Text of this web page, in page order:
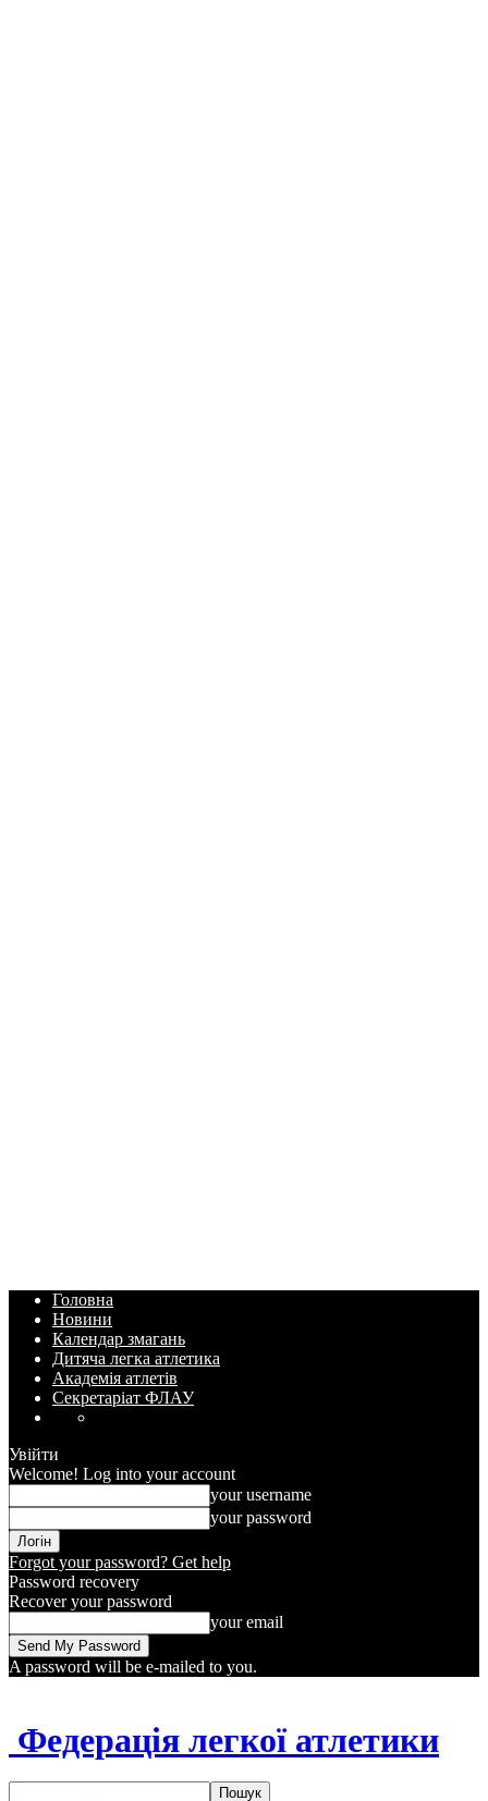
Головна
Новини
Календар змагань
Дитяча легка атлетика
Академія атлетів
Секретаріат ФЛАУ
Увійти
Welcome! Log into your account
your username
your password
Forgot your password? Get help
Password recovery
Recover your password
your email
A password will be e-mailed to you.
Федерація легкої атлетики